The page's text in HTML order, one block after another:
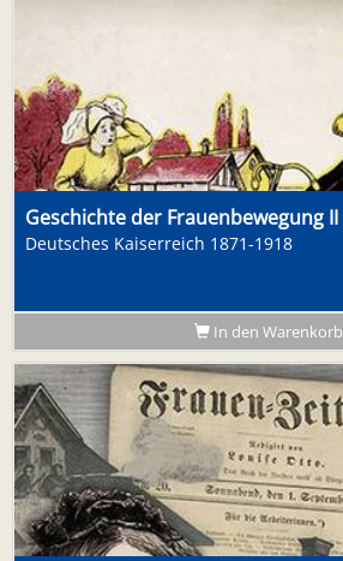
Geschichte der Frauenbewegung II
Deutsches Kaiserreich 1871-1918
In den Warenkorb